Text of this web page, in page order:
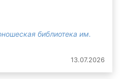
библиотека им.
13.07.2026